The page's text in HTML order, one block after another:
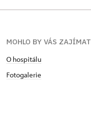
MOHLO BY VÁS ZAJÍMAT
O hospitálu
Fotogalerie